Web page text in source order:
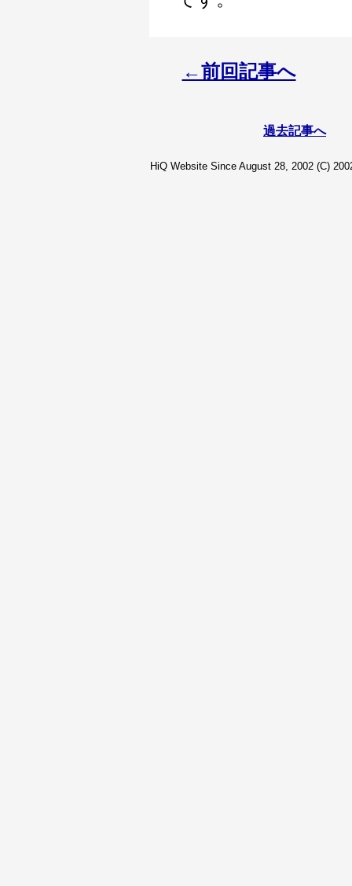
←前回記事へ
過去記事へ
HiQ Website Since August 28, 2002 (C)